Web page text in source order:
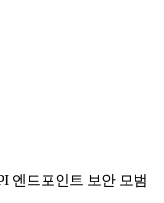
엔드포인트 보안 모범